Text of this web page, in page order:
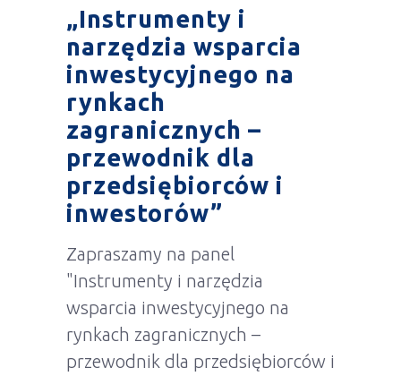
„Instrumenty i
narzędzia wsparcia
inwestycyjnego na
rynkach
zagranicznych –
przewodnik dla
przedsiębiorców i
inwestorów”
Zapraszamy na panel
"Instrumenty i narzędzia
wsparcia inwestycyjnego na
rynkach zagranicznych –
przewodnik dla przedsiębiorców i